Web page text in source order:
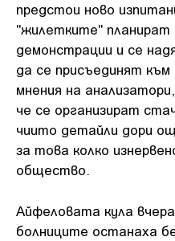
предстои ново
"жилетките" планират
демонстрации и се
да се присъединят
мнения на
че се организират
чиито детайли дори
за това колко
общество.
Айфеловата кула
болниците останаха